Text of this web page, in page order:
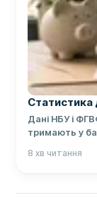
Статистика
Дані НБУ і
тримають у
8 хв читання